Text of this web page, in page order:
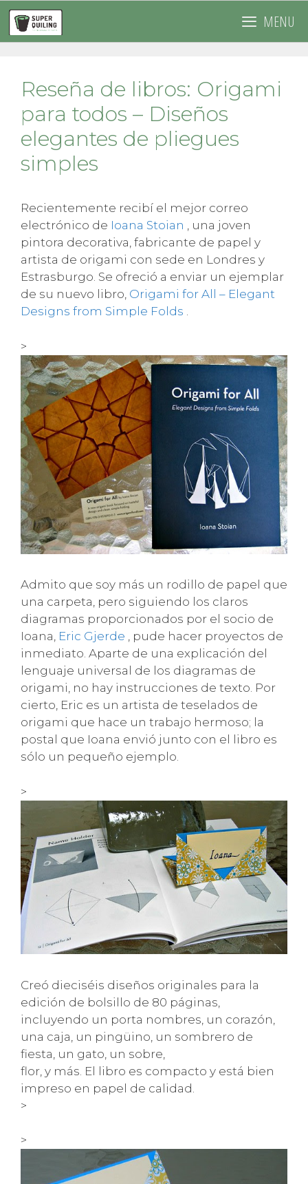
Saltar
contenido
MENU
Reseña de libros: Origami
para todos – Diseños
elegantes de pliegues
simples
Recientemente recibí el mejor correo
electrónico de Ioana Stoian , una joven
pintora decorativa, fabricante de papel y
artista de origami con sede en Londres y
Estrasburgo. Se ofreció a enviar un ejemplar
de su nuevo libro, Origami for All – Elegant
Designs from Simple Folds .
>
Admito que soy más un rodillo de papel que
una carpeta, pero siguiendo los claros
diagramas proporcionados por el socio de
Ioana, Eric Gjerde , pude hacer proyectos de
inmediato. Aparte de una explicación del
lenguaje universal de los diagramas de
origami, no hay instrucciones de texto. Por
cierto, Eric es un artista de teselados de
origami que hace un trabajo hermoso; la
postal que Ioana envió junto con el libro es
sólo un pequeño ejemplo.
>
Creó dieciséis diseños originales para la
edición de bolsillo de 80 páginas,
incluyendo un porta nombres, un corazón,
una caja, un pingüino, un sombrero de
fiesta, un gato, un sobre,
flor, y más. El libro es compacto y está bien
impreso en papel de calidad.
>
>